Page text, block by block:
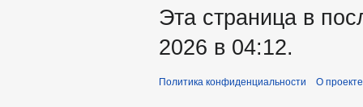
Эта страница в
2026 в 04:12.
Политика конфиденциальности О проекте